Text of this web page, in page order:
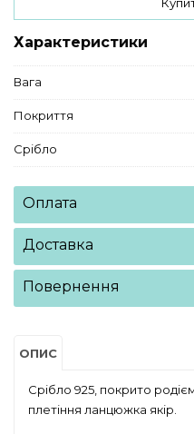
Характеристики
Вага
Покриття
Срібло
Оплата
Доставка
Повернення
ОПИС
Срібло 925, покрито
плетіння ланцюжка якір.